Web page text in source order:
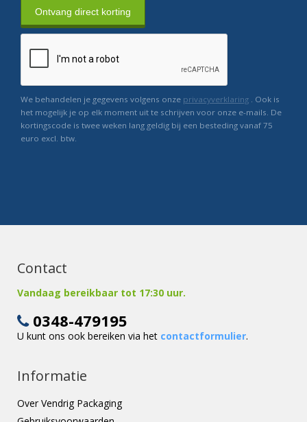
Ontvang direct korting
We behandelen je gegevens volgens onze privacyverklaring . Ook is
het mogelijk je op elk moment uit te schrijven voor onze e-mails. De
kortingscode is twee weken lang geldig bij een besteding vanaf 75
euro excl. btw.
Contact
Vandaag bereikbaar tot 17:30 uur.
0348-479195
U kunt ons ook bereiken via het contactformulier.
Informatie
Over Vendrig Packaging